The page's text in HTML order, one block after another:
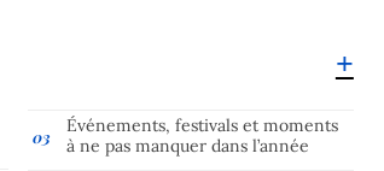
Événements, festivals et moments
à ne pas manquer dans l’année